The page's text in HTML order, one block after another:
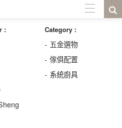
: Category :
五金選物
傢俱配置
系統廚具